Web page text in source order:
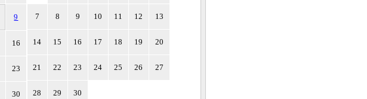
9
16
23
30
7 8 9 10 11 12 13
14 15 16 17 18 19 20
21 22 23 24 25 26 27
28 29 30